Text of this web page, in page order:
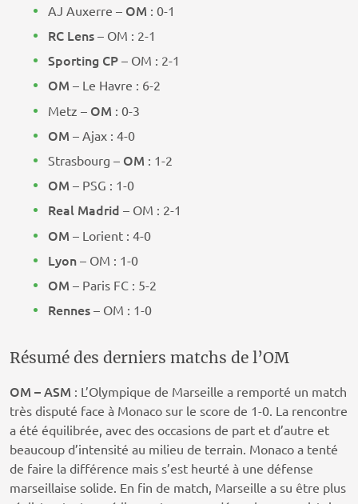
AJ Auxerre – OM : 0-1
RC Lens – OM : 2-1
Sporting CP – OM : 2-1
OM – Le Havre : 6-2
Metz – OM : 0-3
OM – Ajax : 4-0
Strasbourg – OM : 1-2
OM – PSG : 1-0
Real Madrid – OM : 2-1
OM – Lorient : 4-0
Lyon – OM : 1-0
OM – Paris FC : 5-2
Rennes – OM : 1-0
Résumé des derniers matchs de l’OM
OM – ASM : L’Olympique de Marseille a remporté un match
très disputé face à Monaco sur le score de 1-0. La rencontre
a été équilibrée, avec des occasions de part et d’autre et
beaucoup d’intensité au milieu de terrain. Monaco a tenté
de faire la différence mais s’est heurté à une défense
marseillaise solide. En fin de match, Marseille a su être plus